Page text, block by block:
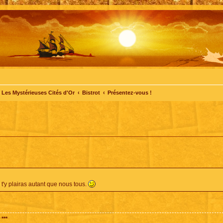
Les Mystérieuses Cités d'Or Bistrot Présentez-vous !
plairas autant que nous tous.
***